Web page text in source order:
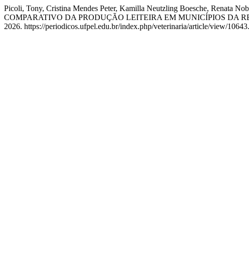
Picoli, Tony, Cristina Mendes Peter, Kamilla Neutzling Boesche, Renata
COMPARATIVO DA PRODUÇÃO LEITEIRA EM MUNICÍPIOS DA
2026. https://periodicos.ufpel.edu.br/index.php/veterinaria/article/view/10643.